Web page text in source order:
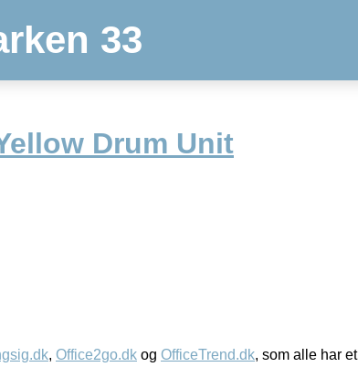
33
Drum Unit
, Office2go.dk og OfficeTrend.dk, som alle har et